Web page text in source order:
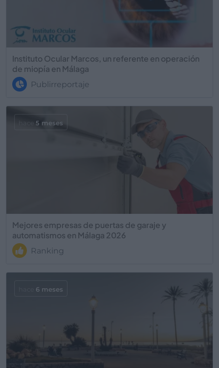
Instituto Ocular Marcos, un referente en operación
de miopía en Málaga
Publirreportaje
Mejores empresas de puertas de garaje y
automatismos en Málaga 2026
Ranking
hace 5 meses
6 meses